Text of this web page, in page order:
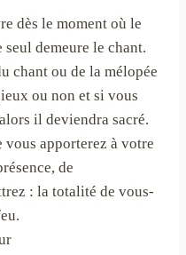
dès le moment où le
seul demeure le chant.
chant ou de la mélopée
ou non et si vous
il deviendra sacré.
vous apporterez à votre
de
: la totalité de vous-